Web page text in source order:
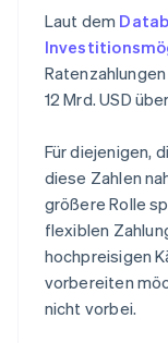
Laut dem
12 Mrd. USD
Für diejenigen,
diese Zahlen
größere Rolle
flexiblen
hochpreisigen
vorbereiten
nicht vorbei.